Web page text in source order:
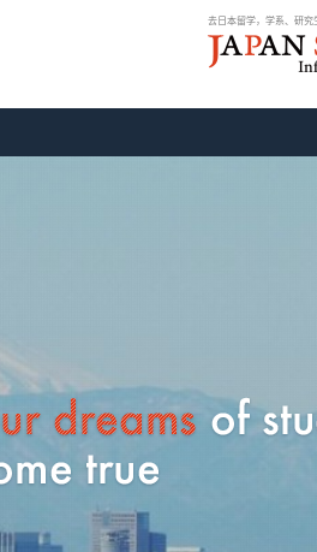
去日本留学，学系、研究